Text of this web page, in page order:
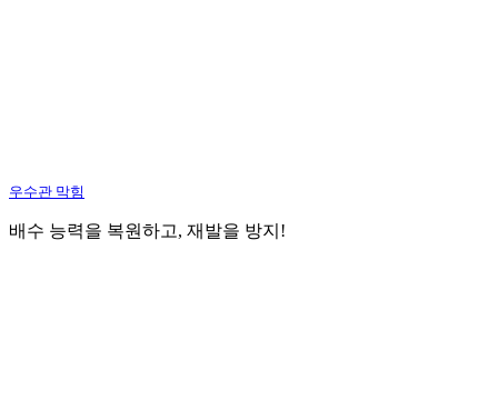
우수관 막힘
배수 능력을 복원하고, 재발을 방지!